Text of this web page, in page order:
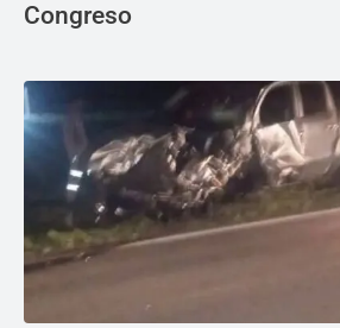
Congreso